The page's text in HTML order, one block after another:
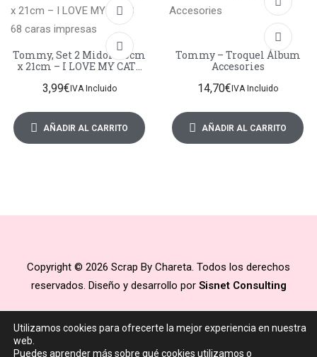
Tommy, Set 2 Midori 10cm
x 21cm – I LOVE MY CATS
3,99€IVA Incluido
AÑADIR AL CARRITO
Tommy – Troquel Álbum
Accesories
14,70€IVA Incluido
AÑADIR AL CARRITO
Copyright © 2026 Scrap By Chareta. Todos los derechos
reservados. Diseño y desarrollo por Sisnet Consulting
Utilizamos cookies para ofrecerte la mejor experiencia en nuestra
web.
Puedes aprender más sobre qué cookies utilizamos o